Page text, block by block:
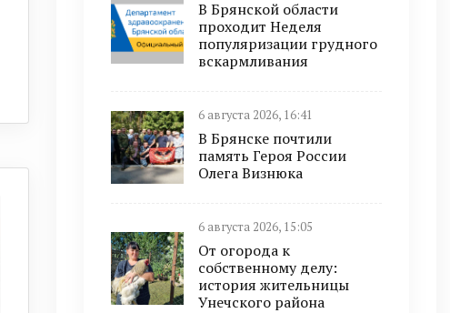
В Брянской области
проходит Неделя
популяризации грудного
вскармливания
6 августа 2026, 16:41
В Брянске почтили
память Героя России
Олега Визнюка
6 августа 2026, 15:05
От огорода к
собственному делу:
история жительницы
Унечского района